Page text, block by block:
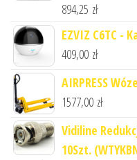
894,25 zł
EZVIZ C6TC -
409,00 zł
AIRPRESS
1577,00 zł
Vidiline
10Szt.